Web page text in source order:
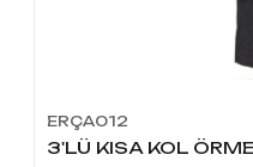
ERÇA012
3'LÜ KISA KOL